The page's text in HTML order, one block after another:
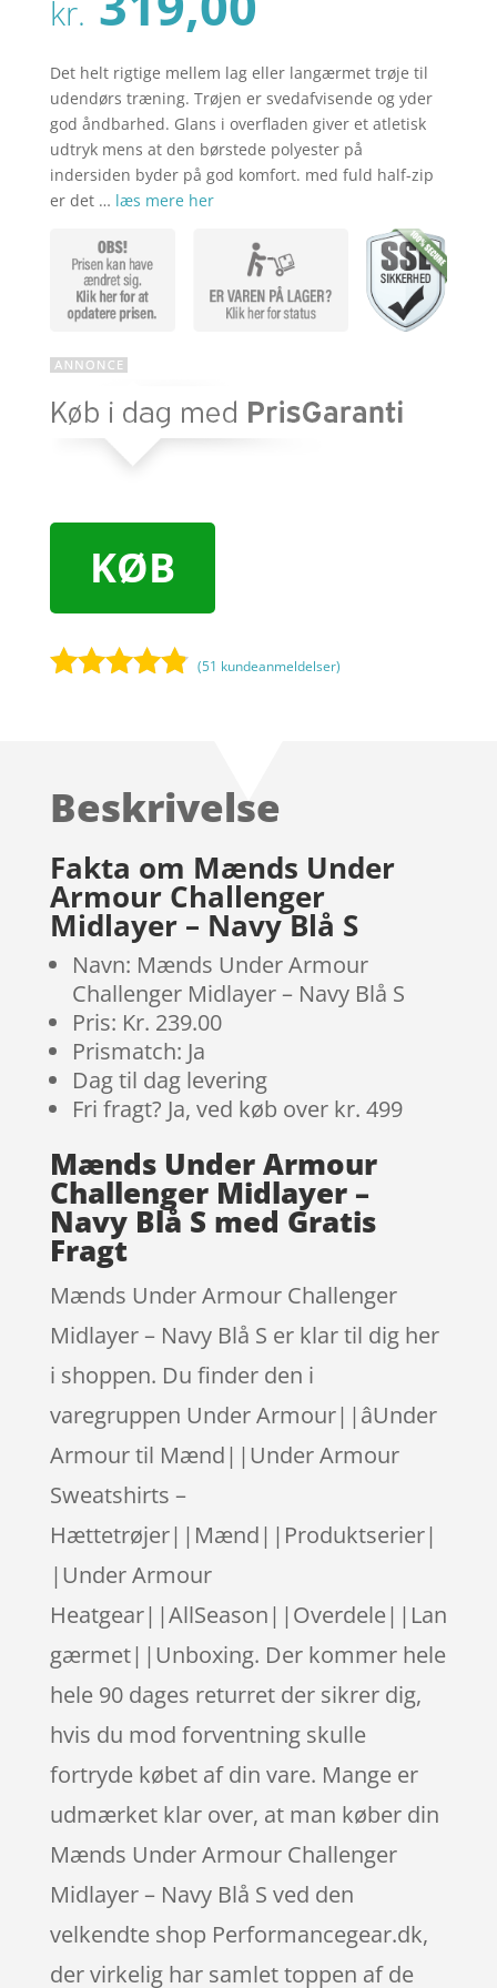
var:
kr.
kr.
pris
er:
kr.
Det helt rigtige mellem lag eller langærmet trøje til
udendørs træning. Trøjen er svedafvisende og yder
god åndbarhed. Glans i overfladen giver et atletisk
udtryk mens at den børstede polyester på
indersiden byder på god komfort. med fuld half-zip
er det … læs mere her
KØB
kundebedø
(51 kundeanmeldelser)
Beskrivelse
Fakta om Mænds Under
Armour Challenger
Midlayer – Navy Blå S
Navn: Mænds Under Armour
Challenger Midlayer – Navy Blå S
Pris: Kr. 239.00
Prismatch: Ja
Dag til dag levering
Fri fragt? Ja, ved køb over kr. 499
Mænds Under Armour
Challenger Midlayer –
Navy Blå S med Gratis
Fragt
Mænds Under Armour Challenger
Midlayer – Navy Blå S er klar til dig her
i shoppen. Du finder den i
varegruppen Under Armour||âUnder
Armour til Mænd||Under Armour
Sweatshirts –
Hættetrøjer||Mænd||Produktserier|
|Under Armour
Heatgear||AllSeason||Overdele||Lan
gærmet||Unboxing. Der kommer hele
hele 90 dages returret der sikrer dig,
hvis du mod forventning skulle
fortryde købet af din vare. Mange er
udmærket klar over, at man køber din
Mænds Under Armour Challenger
Midlayer – Navy Blå S ved den
velkendte shop Performancegear.dk,
der virkelig har samlet toppen af de